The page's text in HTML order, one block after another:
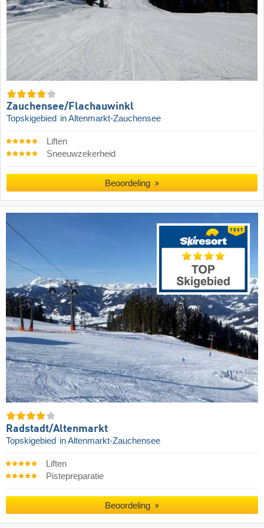
Zauchensee/​Flachauwinkl
Topskigebied in Altenmarkt-Zauchensee
Liften
Sneeuwzekerheid
Beoordeling
Radstadt/​Altenmarkt
Topskigebied in Altenmarkt-Zauchensee
Liften
Pistepreparatie
Beoordeling